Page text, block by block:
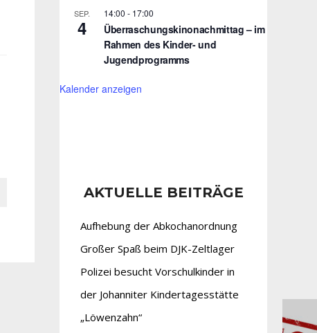
SEP.
4
14:00 - 17:00
Überraschungskinonachmittag – im
Rahmen des Kinder- und
Jugendprogramms
Kalender anzeigen
AKTUELLE BEITRÄGE
Aufhebung der Abkochanordnung
Großer Spaß beim DJK-Zeltlager
Polizei besucht Vorschulkinder in
der Johanniter Kindertagesstätte
„Löwenzahn“